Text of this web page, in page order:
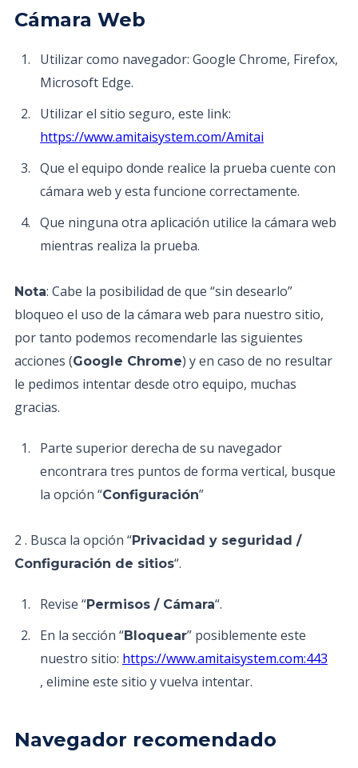
Cámara Web
Utilizar como navegador: Google Chrome, Firefox,
Microsoft Edge.
Utilizar el sitio seguro, este link:
https://www.amitaisystem.com/Amitai
Que el equipo donde realice la prueba cuente con
cámara web y esta funcione correctamente.
Que ninguna otra aplicación utilice la cámara web
mientras realiza la prueba.
Nota: Cabe la posibilidad de que “sin desearlo”
bloqueo el uso de la cámara web para nuestro sitio,
por tanto podemos recomendarle las siguientes
acciones (Google Chrome) y en caso de no resultar
le pedimos intentar desde otro equipo, muchas
gracias.
Parte superior derecha de su navegador
encontrara tres puntos de forma vertical, busque
la opción “Configuración”
2 . Busca la opción “Privacidad y seguridad /
Configuración de sitios“.
Revise “Permisos / Cámara“.
En la sección “Bloquear” posiblemente este
nuestro sitio: https://www.amitaisystem.com:443
, elimine este sitio y vuelva intentar.
Navegador recomendado